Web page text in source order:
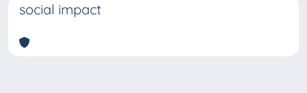
social impact